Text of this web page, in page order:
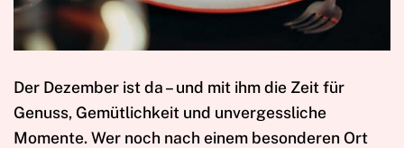
Der Dezember ist da – und mit ihm die Zeit für
Genuss, Gemütlichkeit und unvergessliche
Momente. Wer noch nach einem besonderen Ort